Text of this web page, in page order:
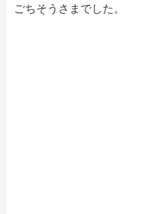
ごちそうさまでした。